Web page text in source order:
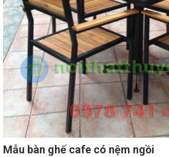
Mẫu bàn ghế cafe có nệm ngồi